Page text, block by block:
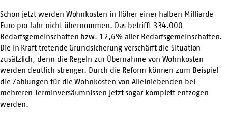
Schon jetzt werden Wohnkosten in Höher einer halben Milliarde
Euro pro Jahr nicht übernommen. Das betrifft 334.000
Bedarfsgemeinschaften bzw. 12,6% aller Bedarfsgemeinschaften.
Die in Kraft tretende Grundsicherung verschärft die Situation
zusätzlich, denn die Regeln zur Übernahme von Wohnkosten
werden deutlich strenger. Durch die Reform können zum Beispiel
die Zahlungen für die Wohnkosten von Alleinlebenden bei
mehreren Terminversäumnissen jetzt sogar komplett entzogen
werden.